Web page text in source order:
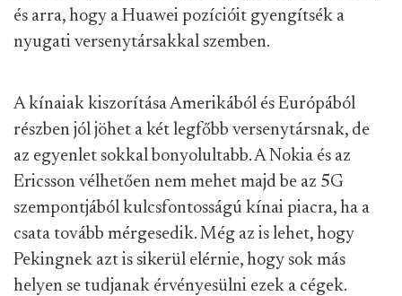
és arra, hogy a Huawei pozícióit gyengítsék a
nyugati versenytársakkal szemben.
A kínaiak kiszorítása Amerikából és Európából
részben jól jöhet a két legfőbb versenytársnak, de
az egyenlet sokkal bonyolultabb. A Nokia és az
Ericsson vélhetően nem mehet majd be az 5G
szempontjából kulcsfontosságú kínai piacra, ha a
csata tovább mérgesedik. Még az is lehet, hogy
Pekingnek azt is sikerül elérnie, hogy sok más
helyen se tudjanak érvényesülni ezek a cégek.